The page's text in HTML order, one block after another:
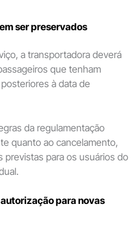
ser preservados
a transportadora deverá
que tenham
à data de
da regulamentação
quanto ao cancelamento,
previstas para os usuários do
para novas